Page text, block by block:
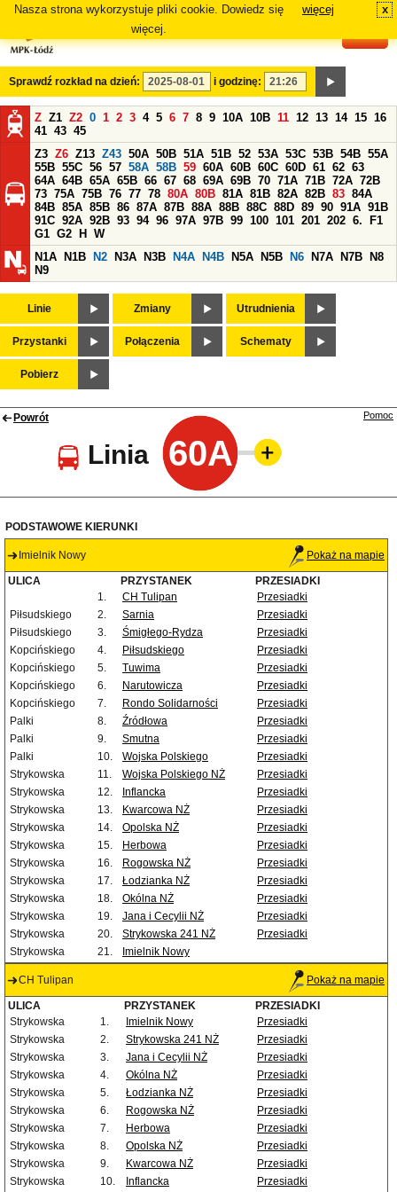
Nasza strona wykorzystuje pliki cookie. Dowiedz się
więcej.
więcej x
Sprawdź rozkład na dzień: i godzinę:
Z Z1 Z2 0 1 2 3 4 5 6 7 8 9 10A 10B 11 12 13 14 15 16
41 43 45
Z3 Z6 Z13 Z43 50A 50B 51A 51B 52 53A 53C 53B 54B 55A
55B 55C 56 57 58A 58B 59 60A 60B 60C 60D 61 62 63
64A 64B 65A 65B 66 67 68 69A 69B 70 71A 71B 72A 72B
73 75A 75B 76 77 78 80A 80B 81A 81B 82A 82B 83 84A
84B 85A 85B 86 87A 87B 88A 88B 88C 88D 89 90 91A 91B
91C 92A 92B 93 94 96 97A 97B 99 100 101 201 202 6.
F1
G1 G2 H
W
N1A
N1B N2 N3A N3B N4A N4B N5A N5B N6 N7A N7B
N8
N9
Linie Zmiany Utrudnienia
Przystanki Połączenia Schematy
Pobierz
Powrót
Linia 60A
Pomoc
PODSTAWOWE KIERUNKI
Imielnik Nowy Pokaż na mapie
ULICA PRZYSTANEK
PRZESIADKI
1.
CH Tulipan
Przesiadki
Piłsudskiego
2. Sarnia
Przesiadki
Piłsudskiego
3. Śmigłego-Rydza
Przesiadki
Kopcińskiego
4. Piłsudskiego
Przesiadki
Kopcińskiego
5. Tuwima
Przesiadki
Kopcińskiego
6. Narutowicza
Przesiadki
Kopcińskiego
7. Rondo Solidarności
Przesiadki
Palki
8. Źródłowa
Przesiadki
Palki
9. Smutna
Przesiadki
Palki
10. Wojska Polskiego
Przesiadki
Strykowska
11. Wojska Polskiego NŻ
Przesiadki
Strykowska
12. Inflancka
Przesiadki
Strykowska
13. Kwarcowa NŻ
Przesiadki
Strykowska
14. Opolska NŻ
Przesiadki
Strykowska
15. Herbowa
Przesiadki
Strykowska
16. Rogowska NŻ
Przesiadki
Strykowska
17. Łodzianka NŻ
Przesiadki
Strykowska
18. Okólna NŻ
Przesiadki
Strykowska
19. Jana i Cecylii NŻ
Przesiadki
Strykowska
20. Strykowska 241 NŻ
Przesiadki
Strykowska
21. Imielnik Nowy
CH Tulipan Pokaż na mapie
ULICA PRZYSTANEK
PRZESIADKI
Strykowska
1. Imielnik Nowy
Przesiadki
Strykowska
2. Strykowska 241 NŻ
Przesiadki
Strykowska
3. Jana i Cecylii NŻ
Przesiadki
Strykowska
4. Okólna NŻ
Przesiadki
Strykowska
5. Łodzianka NŻ
Przesiadki
Strykowska
6. Rogowska NŻ
Przesiadki
Strykowska
7. Herbowa
Przesiadki
Strykowska
8. Opolska NŻ
Przesiadki
Strykowska
9. Kwarcowa NŻ
Przesiadki
Strykowska
10. Inflancka Przesiadki